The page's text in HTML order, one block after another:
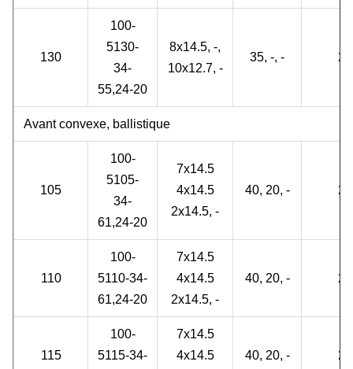
130
100-
5130-
34-
55,24-20
8x14.5, -,
10x12.7, -
35, -, - 2
Avant convexe, ballistique
105
100-
5105-
34-
61,24-20
7x14.5
4x14.5
2x14.5, -
40, 20, - 2
110
100-
5110-34-
61,24-20
7x14.5
4x14.5
2x14.5, -
40, 20, - 2
115
100-
5115-34-
7x14.5
4x14.5
40, 20, - 2